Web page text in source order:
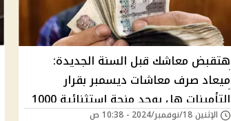
هتقبض معاشك قبل السنة الجديدة:
ميعاد صرف معاشات ديسمبر بقرار
التأمينات هل يوجد منحة استثنائية 1000
الإثنين 18/نوفمبر/2024 - 10:38 ص